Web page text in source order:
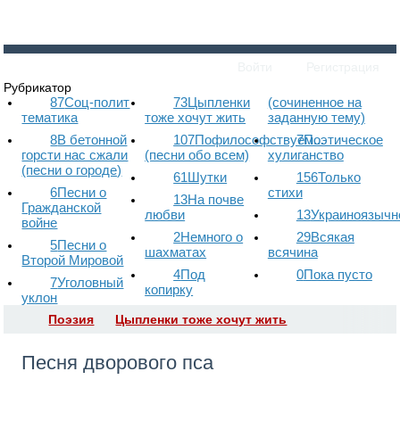
Рубрикатор
87Соц-полит
тематика
8В бетонной
горсти нас сжали
(песни о городе)
6Песни о
Гражданской
войне
5Песни о
Второй Мировой
7Уголовный
уклон
73Цыпленки
тоже хочут жить
107Пофилософствуем...
(песни обо всем)
61Шутки
13На почве
любви
2Немного о
шахматах
4Под
копирку
(сочиненное на
заданную тему)
7Поэтическое
хулиганство
156Только
стихи
13
29Всякая
всячина
0Пока пусто
Поэзия Цыпленки тоже хочут жить
Песня дворового пса